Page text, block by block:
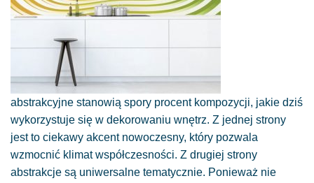
abstrakcyjne stanowią spory procent kompozycji, jakie dziś
wykorzystuje się w dekorowaniu wnętrz. Z jednej strony
jest to ciekawy akcent nowoczesny, który pozwala
wzmocnić klimat współczesności. Z drugiej strony
abstrakcje są uniwersalne tematycznie. Ponieważ nie